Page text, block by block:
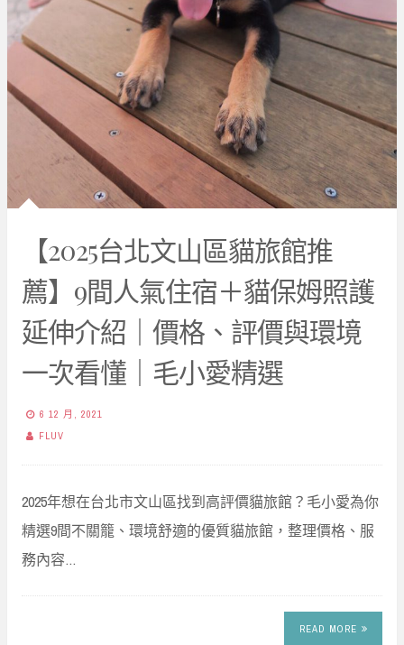
【2025台北文山區貓旅館推
薦】9間人氣住宿＋貓保姆照護
延伸介紹｜價格、評價與環境
一次看懂｜毛小愛精選
6 12 月, 2021
FLUV
2025年想在台北市文山區找到高評價貓旅館？毛小愛為你
精選9間不關籠、環境舒適的優質貓旅館，整理價格、服
務內容…
READ MORE